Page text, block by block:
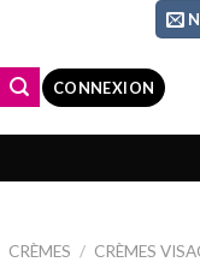
CONNEXION
CRÈMES / CRÈMES